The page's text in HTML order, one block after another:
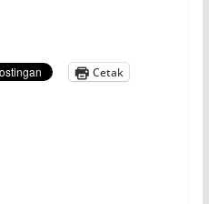
Cetak